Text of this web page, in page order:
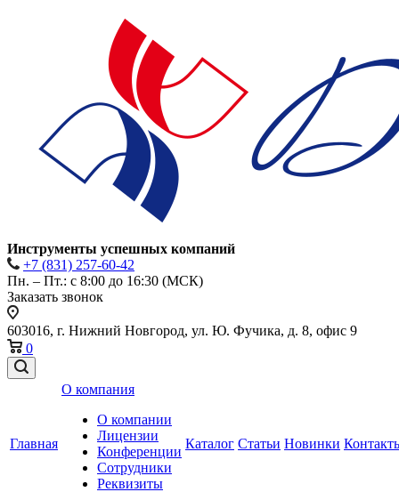
Инструменты успешных компаний
+7 (831) 257-60-42
Пн. – Пт.: с 8:00 до 16:30 (МСК)
Заказать звонок
603016, г. Нижний Новгород, ул. Ю. Фучика, д. 8, офис 9
0
Главная
О компания
О компании
Лицензии
Конференции
Сотрудники
Реквизиты
Каталог Статьи Новинки